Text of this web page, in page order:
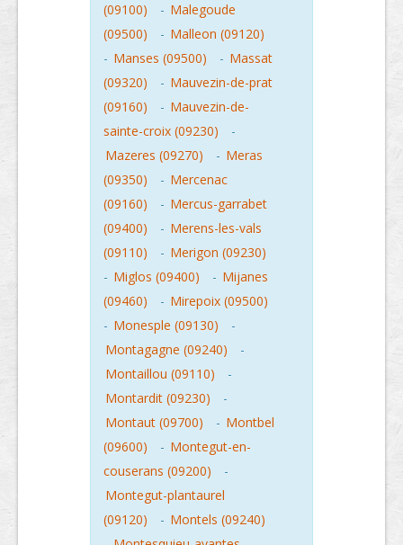
(09100)
- Malegoude
(09500)
- Malleon (09120)
- Manses (09500) - Massat
(09320)
- Mauvezin-de-prat
(09160)
- Mauvezin-de-
sainte-croix (09230)
-
Mazeres (09270)
- Meras
(09350)
- Mercenac
(09160)
- Mercus-garrabet
(09400)
- Merens-les-vals
(09110)
- Merigon (09230)
- Miglos (09400) - Mijanes
(09460)
- Mirepoix (09500)
- Monesple (09130)
-
Montagagne (09240)
-
Montaillou (09110)
-
Montardit (09230)
-
Montaut (09700)
- Montbel
(09600)
- Montegut-en-
couserans (09200)
-
Montegut-plantaurel
(09120)
- Montels (09240)